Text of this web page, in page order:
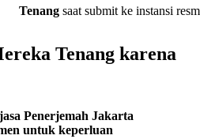
Tenang saat submit ke instansi
Tenang karena
Penerjemah Jakarta
untuk keperluan